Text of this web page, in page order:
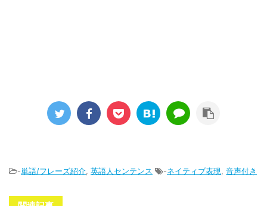
-単語/フレーズ紹介 英語人センテンス -ネイティブ表現 音声付き